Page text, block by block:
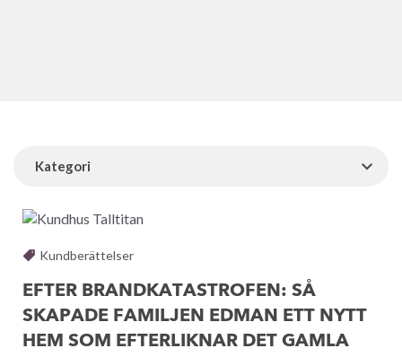
Kategori
Kundberättelser
EFTER BRANDKATASTROFEN: SÅ
SKAPADE FAMILJEN EDMAN ETT NYTT
HEM SOM EFTERLIKNAR DET GAMLA